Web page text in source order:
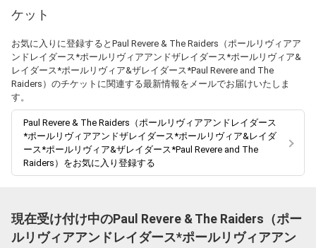
ケット
お気に入りに登録するとPaul Revere & The Raiders（ポールリヴィアア
ンドレイダース*ポールリヴィアアンドザレイダース*ポールリヴィア&
レイダース*ポールリヴィア&ザレイダース*Paul Revere and The
Raiders）のチケットに関連する最新情報をメールでお届けいたしま
す。
Paul Revere & The Raiders（ポールリヴィアアンドレイダース
*ポールリヴィアアンドザレイダース*ポールリヴィア&レイダ
ース*ポールリヴィア&ザレイダース*Paul Revere and The
Raiders）をお気に入り登録する
現在受け付け中のPaul Revere & The Raiders（ポー
ルリヴィアアンドレイダース*ポールリヴィアアン